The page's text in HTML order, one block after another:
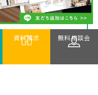
資料請求 無料相談会
Facebook